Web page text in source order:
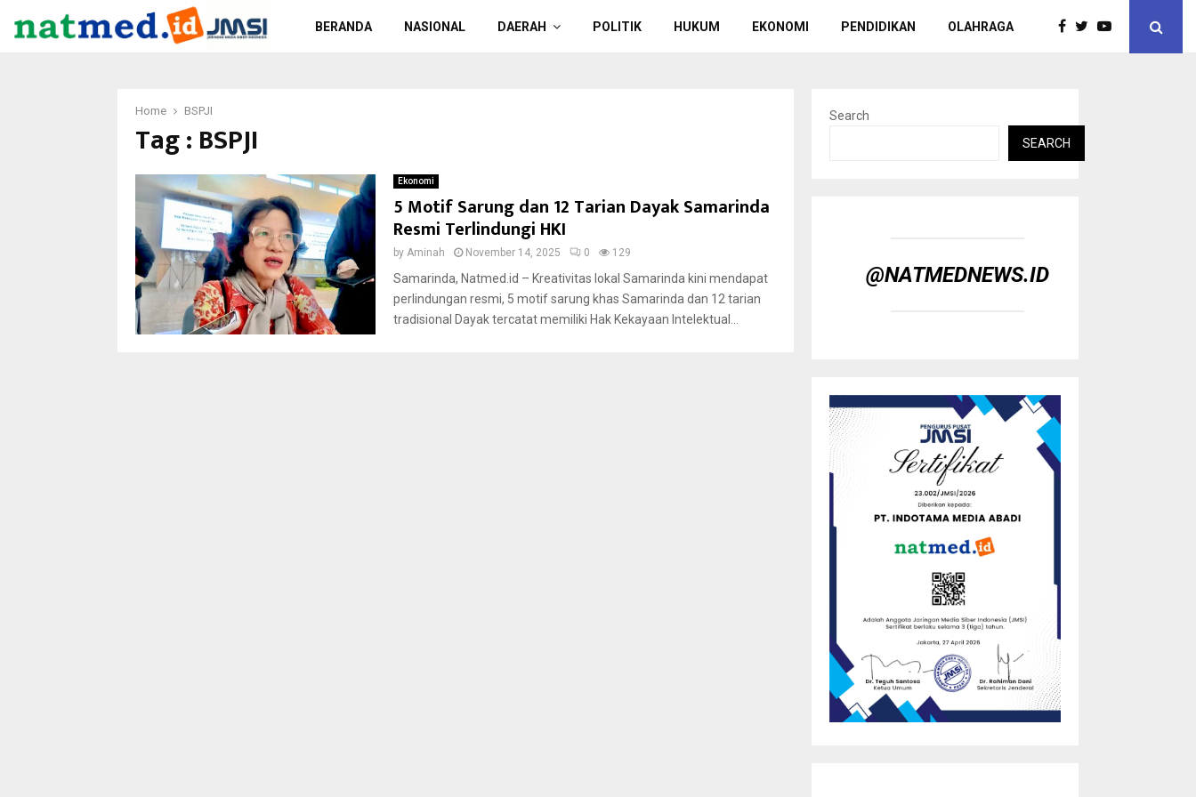
BERANDA NASIONAL DAERAH POLITIK HUKUM EKONOMI PENDIDIKAN OLAHRAGA
Home BSPJI
Tag : BSPJI
Ekonomi
5 Motif Sarung dan 12 Tarian Dayak Samarinda
Resmi Terlindungi HKI
by Aminah November 14, 2025 0 129
Samarinda, Natmed.id – Kreativitas lokal Samarinda kini mendapat
perlindungan resmi, 5 motif sarung khas Samarinda dan 12 tarian
tradisional Dayak tercatat memiliki Hak Kekayaan Intelektual...
Search
SEARCH
@NATMEDNEWS.ID